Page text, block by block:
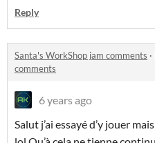
Reply
Santa's WorkShop jam comments ·
comments
6 years ago
Salut j’ai essayé d’y jouer